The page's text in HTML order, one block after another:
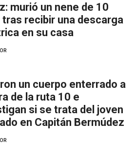
murió un nene de 10
tras recibir una descarga
en su casa
un cuerpo enterrado a
de la ruta 10 e
si se trata del joven
en Capitán Bermúdez